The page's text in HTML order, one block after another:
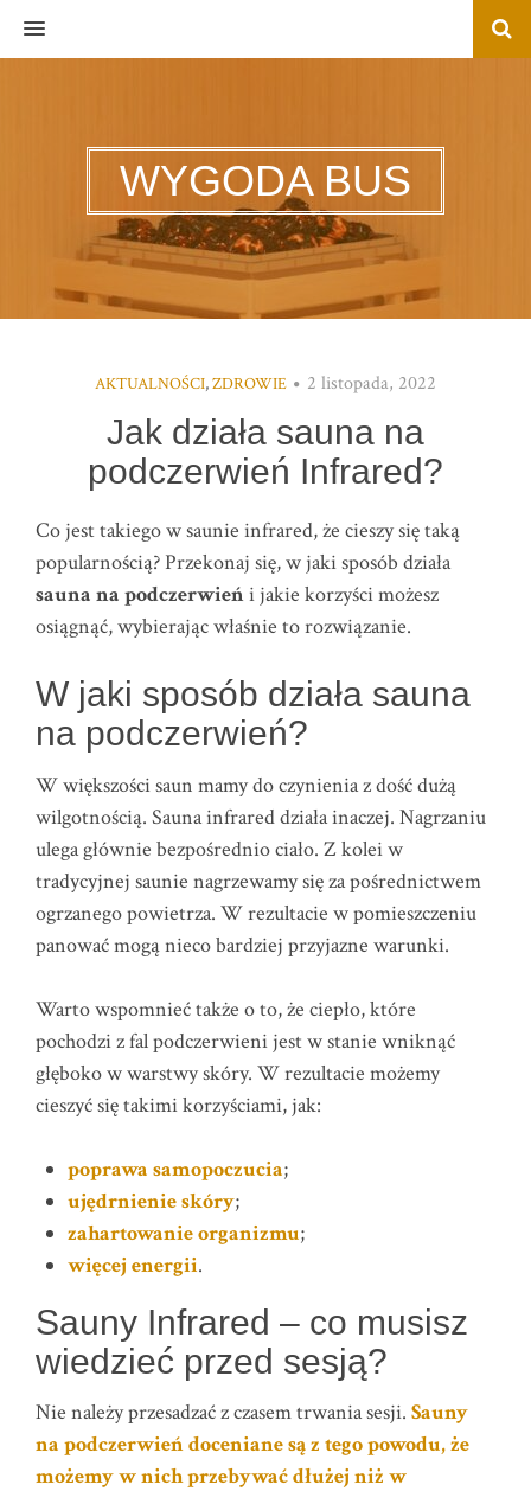
MENU
WYGODA BUS
AKTUALNOŚCI,ZDROWIE 2 listopada, 2022
Jak działa sauna na
podczerwień Infrared?
Co jest takiego w saunie infrared, że cieszy się taką
popularnością? Przekonaj się, w jaki sposób działa
sauna na podczerwieńi jakie korzyści możesz
osiągnąć, wybierając właśnie to rozwiązanie.
W jaki sposób działa sauna
na podczerwień?
W większości saun mamy do czynienia z dość dużą
wilgotnością. Sauna infrared działa inaczej. Nagrzaniu
ulega głównie bezpośrednio ciało. Z kolei w
tradycyjnej saunie nagrzewamy się za pośrednictwem
ogrzanego powietrza. W rezultacie w pomieszczeniu
panować mogą nieco bardziej przyjazne warunki.
Warto wspomnieć także o to, że ciepło, które
pochodzi z fal podczerwieni jest w stanie wniknąć
głęboko w warstwy skóry. W rezultacie możemy
cieszyć się takimi korzyściami, jak:
poprawa samopoczucia;
ujędrnienie skóry;
zahartowanie organizmu;
więcej energii.
Sauny Infrared – co musisz
wiedzieć przed sesją?
Nie należy przesadzać z czasem trwania sesji. Sauny
na podczerwień doceniane są z tego powodu, że
możemy w nich przebywać dłużej niż w